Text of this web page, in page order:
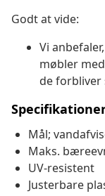
Godt at vide:
Vi
møbler
de forbliver
Mål;
Maks.
UV-resistent
Justerbare